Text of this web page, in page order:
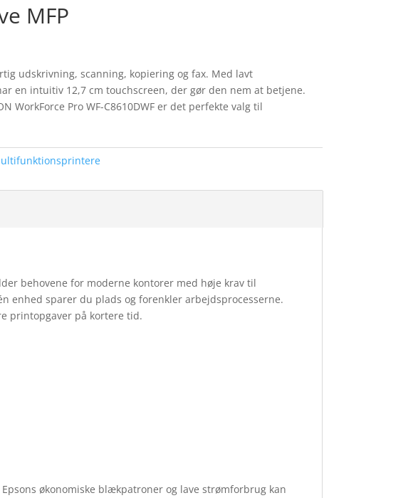
MFP
udskrivning, scanning, kopiering og fax. Med lavt
en intuitiv 12,7 cm touchscreen, der gør den nem at betjene.
Pro WF-C8610DWF er det perfekte valg til
behovene for moderne kontorer med høje krav til
enhed sparer du plads og forenkler arbejdsprocesserne.
printopgaver på kortere tid.
økonomiske blækpatroner og lave strømforbrug kan